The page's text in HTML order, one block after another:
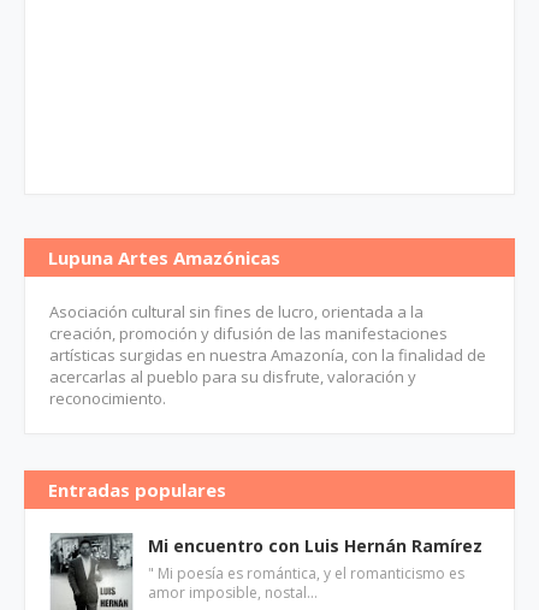
Lupuna Artes Amazónicas
Asociación cultural sin fines de lucro, orientada a la
creación, promoción y difusión de las manifestaciones
artísticas surgidas en nuestra Amazonía, con la finalidad de
acercarlas al pueblo para su disfrute, valoración y
reconocimiento.
Entradas populares
Mi encuentro con Luis Hernán Ramírez
" Mi poesía es romántica, y el romanticismo es
amor imposible, nostal…